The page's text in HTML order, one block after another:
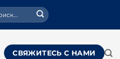
СВЯЖИТЕСЬ С НАМИ